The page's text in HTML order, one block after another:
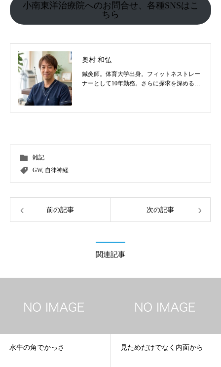
小南東洋治療院へのお問合せ、各種SNSはこ
ちら
奥村 和弘
鍼灸師。体育大学出身。フィットネストレー
ナーとして10年勤務。さらに探求を深めるべ
の他顔鍼など様々な症状の施術に日々、奔走
雑記
GW, 自律神経
前の記事 次の記事
関連記事
水牛の角でかっさ 見ためだけでなく内面から